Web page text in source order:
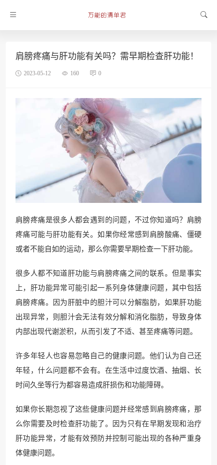
肩膀疼痛与肝功能有关吗？需早期检查肝功能！
2023-05-12 160 0
肩膀疼痛是很多人都会遇到的问题，不过你知道吗？肩膀
疼痛可能与肝功能有关。如果你经常感到肩膀酸痛、僵硬
或者不能自如的运动，那么你需要早期检查一下肝功能。
很多人都不知道肝功能与肩膀疼痛之间的联系。但是事实
上，肝功能异常可能引起一系列身体健康问题，其中包括
肩膀疼痛。因为肝脏中的胆汁可以分解脂肪，如果肝功能
出现异常，则胆汁会无法有效分解和消化脂肪，导致身体
内部出现代谢淤积，从而引发了不适、甚至疼痛等问题。
许多年轻人也容易忽略自己的健康问题。他们认为自己还
年轻，什么问题都不会有。在生活中过度饮酒、抽烟、长
时间久坐等行为都容易造成肝损伤和功能障碍。
如果你长期忽视了这些健康问题并经常感到肩膀疼痛，那
么你需要及时检查肝功能了。因为只有在早期发现和治疗
肝功能异常，才能有效预防并控制可能出现的各种严重身
体健康问题。